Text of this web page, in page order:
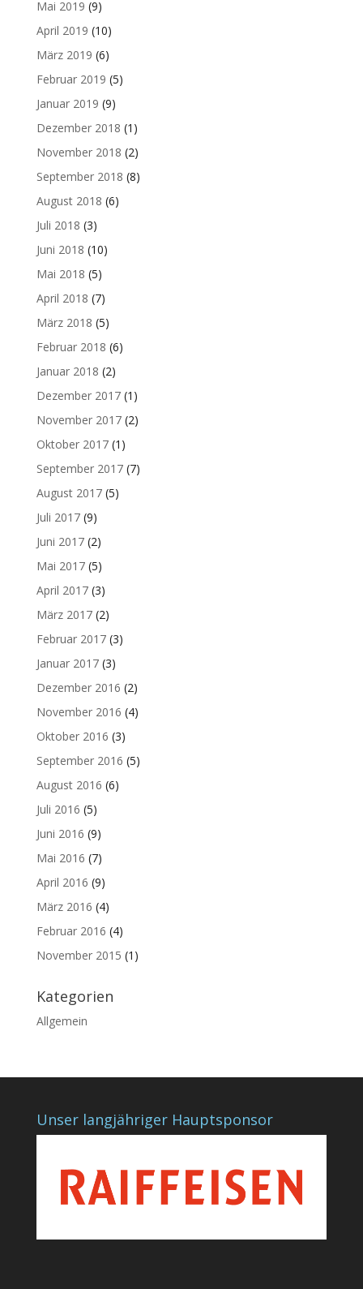
Mai 2019 (9)
April 2019 (10)
März 2019 (6)
Februar 2019 (5)
Januar 2019 (9)
Dezember 2018 (1)
November 2018 (2)
September 2018 (8)
August 2018 (6)
Juli 2018 (3)
Juni 2018 (10)
Mai 2018 (5)
April 2018 (7)
März 2018 (5)
Februar 2018 (6)
Januar 2018 (2)
Dezember 2017(1)
November 2017(2)
Oktober 2017(1)
September 2017(7)
August 2017(5)
Juli 2017(9)
Juni 2017(2)
Mai 2017(5)
April 2017(3)
März 2017(2)
Februar 2017(3)
Januar 2017(3)
Dezember 2016 (2)
November 2016 (4)
Oktober 2016 (3)
September 2016 (5)
August 2016 (6)
Juli 2016 (5)
Juni 2016 (9)
Mai 2016 (7)
April 2016 (9)
März 2016 (4)
Februar 2016 (4)
November 2015 (1)
Kategorien
Allgemein
Unser langjähriger Hauptsponsor